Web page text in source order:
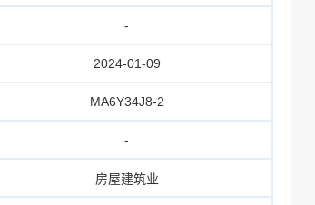
-
2024-01-09
MA6Y34J8-2
-
房屋建筑业